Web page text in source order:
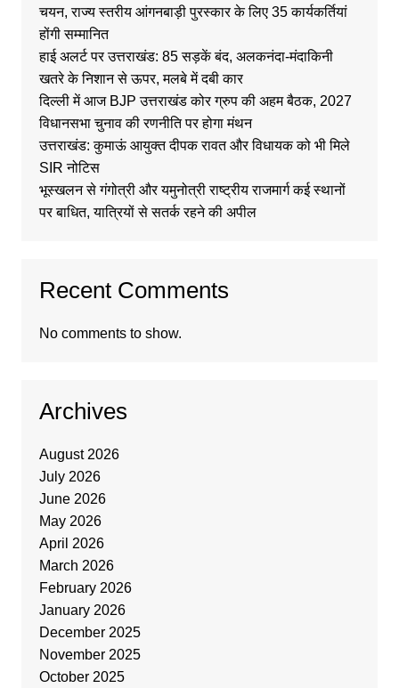
चयन, राज्य स्तरीय आंगनबाड़ी पुरस्कार के लिए 35 कार्यकर्तियां
होंगी सम्मानित
हाई अलर्ट पर उत्तराखंड: 85 सड़कें बंद, अलकनंदा-मंदाकिनी
खतरे के निशान से ऊपर, मलबे में दबी कार
दिल्ली में आज BJP उत्तराखंड कोर ग्रुप की अहम बैठक, 2027
विधानसभा चुनाव की रणनीति पर होगा मंथन
उत्तराखंड: कुमाऊं आयुक्त दीपक रावत और विधायक को भी मिले
SIR नोटिस
भूस्खलन से गंगोत्री और यमुनोत्री राष्ट्रीय राजमार्ग कई स्थानों
पर बाधित, यात्रियों से सतर्क रहने की अपील
Recent Comments
No comments to show.
Archives
August 2026
July 2026
June 2026
May 2026
April 2026
March 2026
February 2026
January 2026
December 2025
November 2025
October 2025